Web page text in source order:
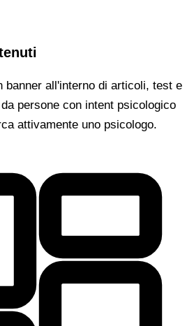
banner all'interno di articoli, test e
persone con intent psicologico
attivamente uno psicologo.